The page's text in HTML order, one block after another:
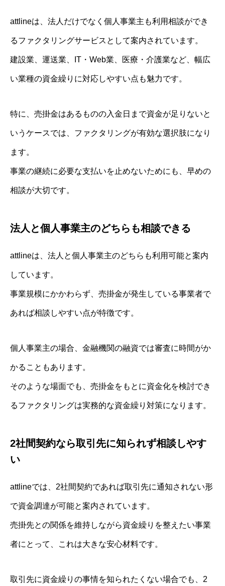
attlineは、法人だけでなく個人事業主も利用相談ができ
るファクタリングサービスとして案内されています。
建設業、運送業、IT・Web業、医療・介護業など、幅広
い業種の資金繰りに対応しやすい点も魅力です。
特に、売掛金はあるものの入金日まで資金が足りないと
いうケースでは、ファクタリングが有効な選択肢になり
ます。
事業の継続に必要な支払いを止めないためにも、早めの
相談が大切です。
法人と個人事業主のどちらも相談できる
attlineは、法人と個人事業主のどちらも利用可能と案内
しています。
事業規模にかかわらず、売掛金が発生している事業者で
あれば相談しやすい点が特徴です。
個人事業主の場合、金融機関の融資では審査に時間がか
かることもあります。
そのような場面でも、売掛金をもとに資金化を検討でき
るファクタリングは実務的な資金繰り対策になります。
2社間契約なら取引先に知られず相談しやす
い
attlineでは、2社間契約であれば取引先に通知されない形
で資金調達が可能と案内されています。
売掛先との関係を維持しながら資金繰りを整えたい事業
者にとって、これは大きな安心材料です。
取引先に資金繰りの事情を知られたくない場合でも、2